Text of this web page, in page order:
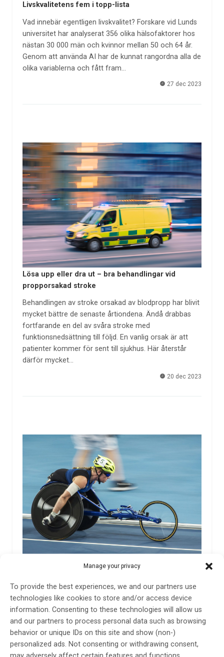
Manage your privacy
To provide the best experiences, we and our partners use
technologies like cookies to store and/or access device
information. Consenting to these technologies will allow us
and our partners to process personal data such as browsing
behavior or unique IDs on this site and show (non-)
personalized ads. Not consenting or withdrawing consent,
Livskvalitetens fem i topp-lista
Vad innebär egentligen livskvalitet? Forskare vid Lunds
universitet har analyserat 356 olika hälsofaktorer hos
nästan 30 000 män och kvinnor mellan 50 och 64 år.
Genom att använda AI har de kunnat rangordna alla de
olika variablerna och fått fram…
27 dec 2023
Lösa upp eller dra ut – bra behandlingar vid
propporsakad stroke
Behandlingen av stroke orsakad av blodpropp har blivit
mycket bättre de senaste årtiondena. Ändå drabbas
fortfarande en del av svåra stroke med
funktionsnedsättning till följd. En vanlig orsak är att
patienter kommer för sent till sjukhus. Här återstår
därför mycket…
20 dec 2023
”Det måste bli möjligt för fler att träna”
Att fysisk aktivitet är viktig för hälsan är många
överens om. Stora satsningar görs för att få fler att
röra på sig, men personer med funktionsnedsättningar
är alltför ofta exkluderade i dessa satsningar.
8 dec 2023